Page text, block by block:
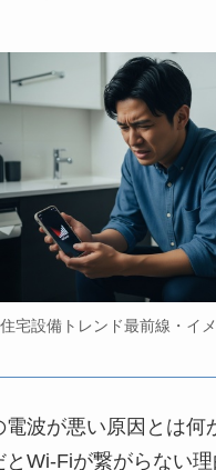
住宅設備トレンド最前線・イ
電波が悪い原因とは
とWi-Fiが繋がらない理